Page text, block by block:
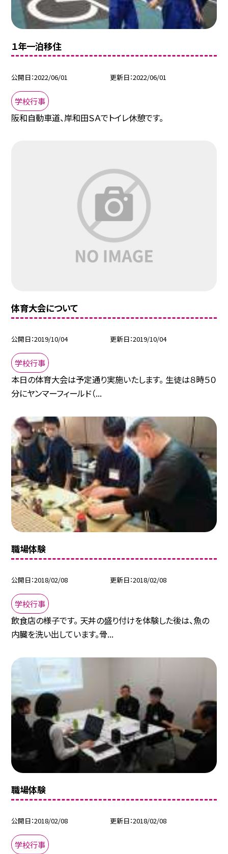
１年一泊移住
公開日 2022/06/01 更新日 2022/06/01
学校行事
阪和自動車道、岸和田ＳＡでトイレ休憩です。
体育大会について
公開日 2019/10/04 更新日 2019/10/04
学校行事
本日の体育大会は予定通り実施いたします。 生徒は８時５０
分にヤンマーフィールド（...
職場体験
公開日 2018/02/08 更新日 2018/02/08
学校行事
飲食店の様子です。 天丼の盛り付けを体験した後は、魚の
内臓を洗い出しています。骨...
職場体験
公開日 2018/02/08 更新日 2018/02/08
学校行事